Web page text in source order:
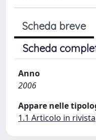
Scheda breve
Scheda
Anno
2006
Appare nelle
1.1 Articolo in rivista